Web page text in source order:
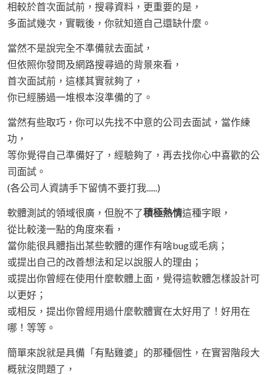
相較於首次面試前，搜尋資料，更重要的是，
多面試幾次，實戰後，你就知道自己還缺什麼。
當然不是說完全不準備就去面試，
但依照你發問及網路搜尋過的背景來看，
首次面試前，這樣其實就夠了，
你已經勝過一堆根本沒準備的了。
當然有些取巧，你可以先找不中意的公司去面試，當作練
功，
等你覺得自己準備好了，經驗夠了，再去找你心中喜歡的公
司面試。
(各公司人資請手下留情不要打我......)
軟體測試的領域很廣，但脫不了積極熱情這種字眼，
從比較淺一點的角度來看，
當你能很具體指出某些軟體的運作有啥bug或毛病；
或提出自己的改善想法和足以說服人的理由；
或提出你曾經在使用什麼軟體上面，覺得這軟體怎樣設計可
以更好；
或相反，提出你曾經用過什麼軟體實在太好用了！好用在
哪！等等。
簡單來說就是具備「有點雞婆」的那種個性，在實習階段大
概就沒問題了，